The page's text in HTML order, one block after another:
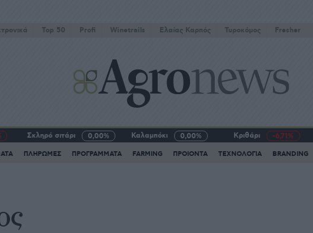
Top 50 Profi Winetrails Eλαίας Καρπός Τυροκόμος Fresher
Σκληρό σιτάρι 0,00% Καλαμπόκι 0,00% Κριθάρι -6,71%
ΠΛΗΡΩΜΕΣ ΠΡΟΓΡΑΜΜΑΤΑ FARMING ΠΡΟΙΟΝΤΑ ΤΕΧΝΟΛΟΓΙΑ BRANDING